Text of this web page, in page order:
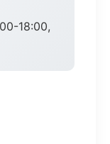
18:00,